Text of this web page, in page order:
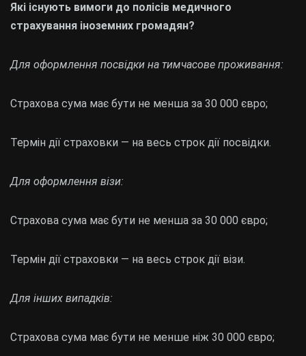
Які існують вимоги до полісів медичного
страхування іноземних громадян?
Для оформлення посвідки на тимчасове проживання:
Страхова сума має бути не менша за 30 000 євро;
Термін дії страховки — на весь строк дії посвідки.
Для оформлення візи:
Страхова сума має бути не менша за 30 000 євро;
Термін дії страховки — на весь строк дії візи.
Для інших випадків:
Страхова сума має бути не менше ніж 30 000 євро;